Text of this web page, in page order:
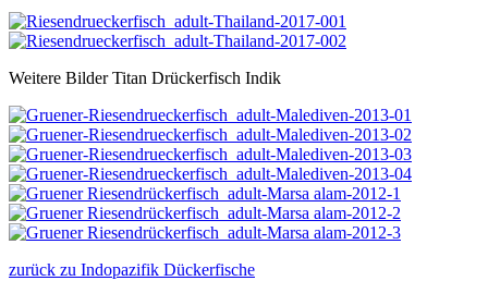
Weitere Bilder Titan Drückerfisch Indik
zurück zu Indopazifik Dückerfische